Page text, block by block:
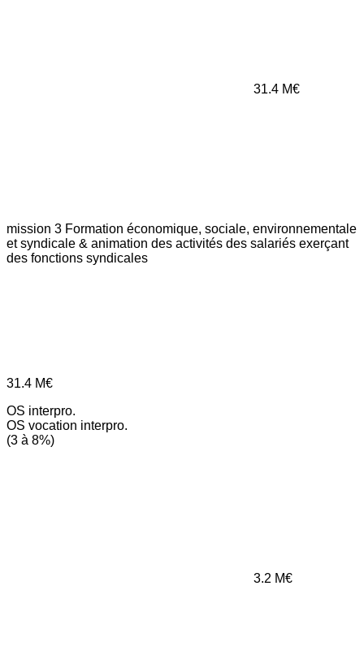
31.4 M€
mission 3 Formation économique, sociale, environnementale
et syndicale & animation des activités des salariés exerçant
des fonctions syndicales
31.4 M€
OS interpro.
OS vocation interpro.
(3 à 8%)
3.2 M€